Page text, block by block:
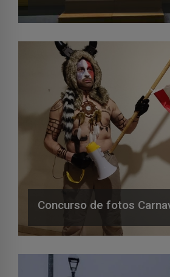
Concurso de fotos